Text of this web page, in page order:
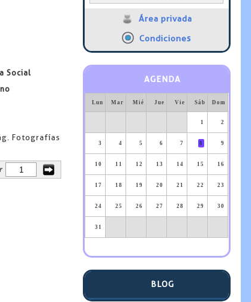
Social
Fotografías
Área privada
Condiciones
AGENDA
Lun Mar Mié Jue Vie Sáb Dom
1 2
3 4 5 6 7 8 9
10 11 12 13 14 15 16
17 18 19 20 21 22 23
24 25 26 27 28 29 30
31
BLOG